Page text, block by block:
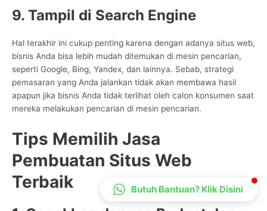
9. Tampil di Search Engine
Hal terakhir ini cukup penting karena dengan adanya situs web,
bisnis Anda bisa lebih mudah ditemukan di mesin pencarian,
seperti Google, Bing, Yandex, dan lainnya. Sebab, strategi
pemasaran yang Anda jalankan tidak akan membawa hasil
apapun jika bisnis Anda tidak terlihat oleh calon konsumen saat
mereka melakukan pencarian di mesin pencarian.
Tips Memilih Jasa
Pembuatan Situs Web
Terbaik
Butuh Bantuan? Klik Disini